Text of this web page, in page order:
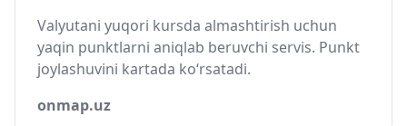
Valyutani yuqori kursda almashtirish uchun
yaqin punktlarni aniqlab beruvchi servis. Punkt
joylashuvini kartada ko‘rsatadi.
onmap.uz